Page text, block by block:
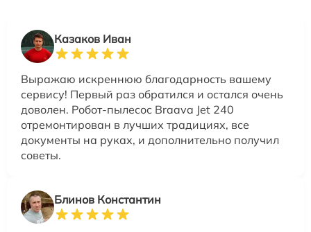
Казаков Иван
Выражаю искреннюю благодарность вашему
сервису! Первый раз обратился и остался очень
доволен. Робот-пылесос Braava Jet 240
отремонтирован в лучших традициях, все
документы на руках, и дополнительно получил
советы.
Блинов Константин